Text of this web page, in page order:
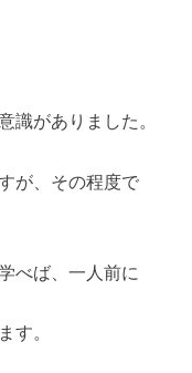
識がありました。
が、その程度で
べば、一人前に
す。